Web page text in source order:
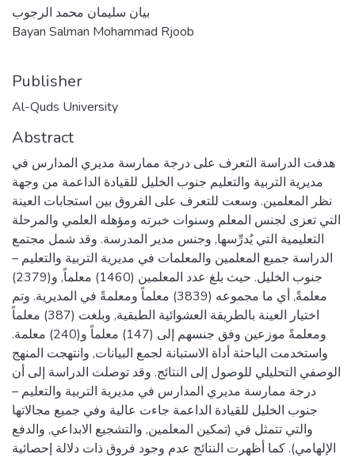
بيان سليمان محمد الرجوب
Bayan Salman Mohammad Rjoob
Publisher
Al-Quds University
Abstract
هدفت الدراسة التعرف على درجة ممارسة مديري المدارس في
مديرية التربية والتعليم جنوب الخليل للقيادة الداعمة من وجهة
نظر المعلمين. وسعت للتعرف على الفروق بين استجابات العينة
التي تعزى لجنس المعلم وسنوات خبرته ومؤهله العلمي والمرحلة
التعليمية التي يُدرِّسها, وجنس مدير المدرسة. وقد شمل مجتمع
الدراسة جميع المعلمين والمعلمات في مديرية التربية والتعليم –
جنوب الخليل. حيث بلغ عدد المعلمين (1460) معلماً, و(2379)
معلمةً, أي ما مجموعه (3839) معلماً ومعلمةً في المديرية. وتم
اختيار العينة بالطريقة العشوائية الطبقية, وبلغت (387) معلماً
ومعلمةً موزعين وفق جنسهم إلى (147) معلماً و(240) معلمة.
واستخدمت الباحثة أداة الاستبانة لجمع البيانات, وانتهجت المنهج
الوصفي التحليلي للوصول إلى النتائج. وقد توصلت الدراسة إلى أن
درجة ممارسة مديري المدارس في مديرية التربية والتعليم –
جنوب الخليل للقيادة الداعمة جاءت عالية وفي جميع مجالاتها
والتي تتمثل في (تمكين المعلمين, والتشجيع الابداعي, والدفع
الإلهامي). كما أظهرت النتائج عدم وجود فروق ذات دلالة إحصائية